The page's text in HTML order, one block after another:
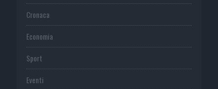
Cronaca
Economia
Sport
Eventi